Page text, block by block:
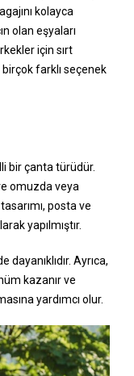
kolayca
olan eşyaları
için sırt
birçok farklı seçenek
bir çanta türüdür.
omuzda veya
posta ve
yapılmıştır.
dayanıklıdır. Ayrıca,
kazanır ve
yardımcı olur.